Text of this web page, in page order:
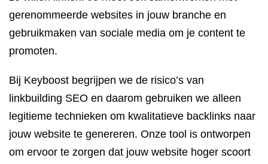
gerenommeerde websites in jouw branche en
gebruikmaken van sociale media om je content te
promoten.
Bij Keyboost begrijpen we de risico’s van
linkbuilding SEO en daarom gebruiken we alleen
legitieme technieken om kwalitatieve backlinks naar
jouw website te genereren. Onze tool is ontworpen
om ervoor te zorgen dat jouw website hoger scoort